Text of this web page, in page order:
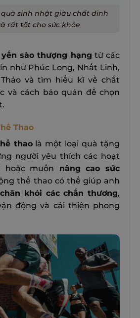
quà sinh nhật giàu chất dinh
rất tốt cho sức khỏe
yến sào thượng hạng từ các
như Phúc Long, Nhất Linh,
và tìm hiểu kĩ về chất
và cách bảo quản để chọn
Thao
thaolà một loại quà tặng
người yêu thích các hoạt
hoặc muốn nâng cao sức
thể thao có thể giúp anh
khỏi các chấn thương,
động và cải thiện phong